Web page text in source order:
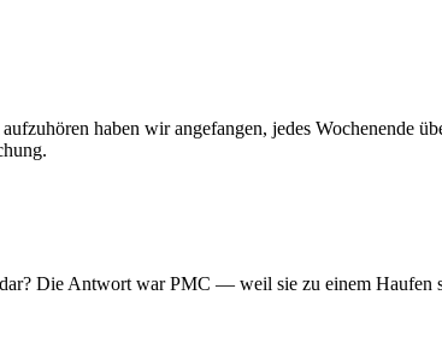
haben wir angefangen, jedes Wochenende
Die Antwort war PMC — weil sie zu einem Haufen